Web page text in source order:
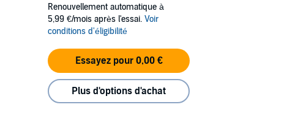
Renouvellement automatique à
5,99 €/mois après l'essai. Voir
conditions d'éligibilité
Essayez pour 0,00 €
Plus d'options d'achat